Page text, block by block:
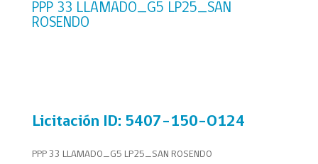
PPP 33 LLAMADO_G5 LP25_SAN
ROSENDO
Licitación ID: 5407-150-O124
PPP 33 LLAMADO_G5 LP25_SAN ROSENDO